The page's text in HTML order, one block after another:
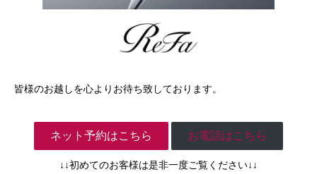
皆様のお越しを心よりお待ち致しております。
ネット予約はこちら お電話はこちら
↓↓初めてのお客様は是非一度ご覧ください↓↓